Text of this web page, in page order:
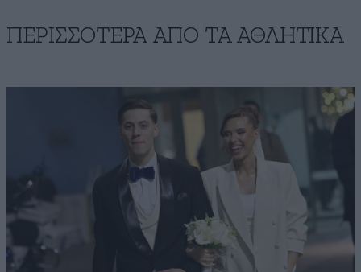
ΠΕΡΙΣΣΟΤΕΡΑ ΑΠΟ ΤA ΑΘΛΗΤΙΚΑ